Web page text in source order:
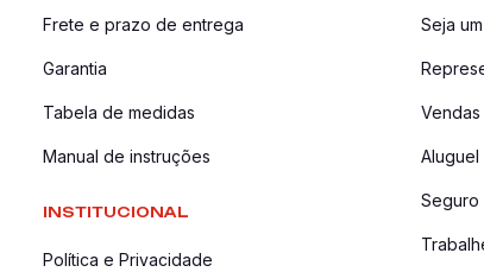
Frete e prazo de entrega
Garantia
Tabela de medidas
Manual de instruções
INSTITUCIONAL
Política e Privacidade
Seja
Aluguel
Seguro